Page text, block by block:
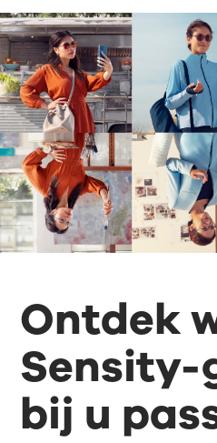
Ontdek
Sensity-
bij u